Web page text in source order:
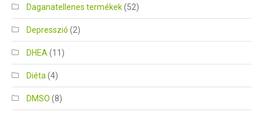
Daganatellenes termékek(52)
Depresszió (2)
DHEA (11)
Diéta (4)
DMSO (8)